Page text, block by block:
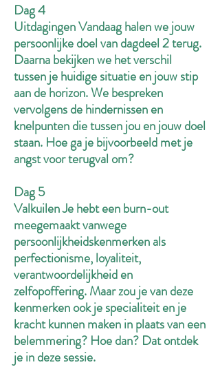
Dag 4
Uitdagingen Vandaag halen we jouw
persoonlijke doel van dagdeel 2 terug.
Daarna bekijken we het verschil
tussen je huidige situatie en jouw stip
aan de horizon. We bespreken
vervolgens de hindernissen en
knelpunten die tussen jou en jouw doel
staan. Hoe ga je bijvoorbeeld met je
angst voor terugval om?
Dag 5
Valkuilen Je hebt een burn-out
meegemaakt vanwege
persoonlijkheidskenmerken als
perfectionisme, loyaliteit,
verantwoordelijkheid en
zelfopoffering. Maar zou je van deze
kenmerken ook je specialiteit en je
kracht kunnen maken in plaats van een
belemmering? Hoe dan? Dat ontdek
je in deze sessie.